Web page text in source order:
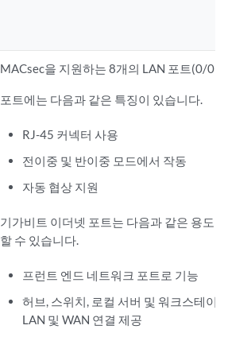
MACsec을 지원하는 8개의 LAN 포트(0/0 -
포트에는 다음과 같은 특징이 있습니다.
RJ-45 커넥터 사용
전이중 및 반이중 모드에서 작동
자동 협상 지원
기가비트 이더넷 포트는 다음과 같은 용도
할 수 있습니다.
프런트 엔드 네트워크 포트로 기능
허브, 스위치, 로컬 서버 및 워크스테이
LAN 및 WAN 연결 제공